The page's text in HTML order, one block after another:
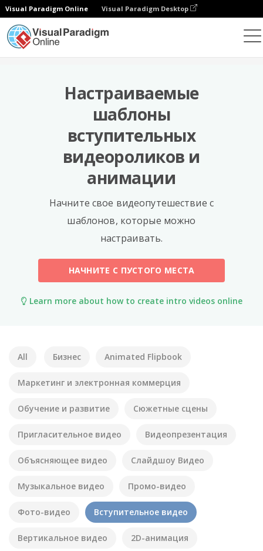
Visual Paradigm Online Visual Paradigm Desktop
Настраиваемые
шаблоны
вступительных
видеороликов и
анимации
Начните свое видеопутешествие с
шаблонов, которые можно
настраивать.
НАЧНИТЕ С ПУСТОГО МЕСТА
Learn more about how to create intro videos online
All Бизнес Animated Flipbook
Маркетинг и электронная коммерция
Обучение и развитие Сюжетные сцены
Пригласительное видео Видеопрезентация
Объясняющее видео Слайдшоу Видео
Музыкальное видео Промо-видео
Фото-видео Вступительное видео
Вертикальное видео 2D-анимация